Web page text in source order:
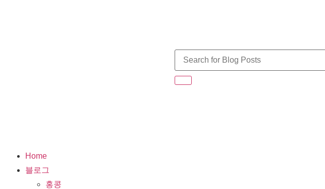
Home
블로그
홍콩